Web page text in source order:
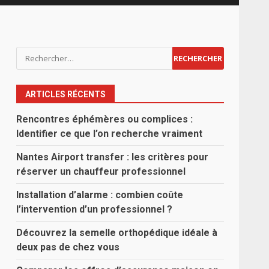
Rechercher :
ARTICLES RÉCENTS
Rencontres éphémères ou complices :
Identifier ce que l’on recherche vraiment
Nantes Airport transfer : les critères pour
réserver un chauffeur professionnel
Installation d’alarme : combien coûte
l’intervention d’un professionnel ?
Découvrez la semelle orthopédique idéale à
deux pas de chez vous